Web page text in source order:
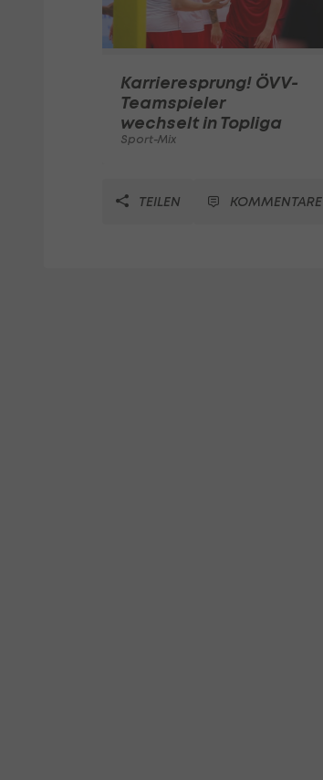
Karrieresprung! ÖVV-
Teamspieler
wechselt in Topliga
Sport-Mix
TEILEN KOMMENTARE